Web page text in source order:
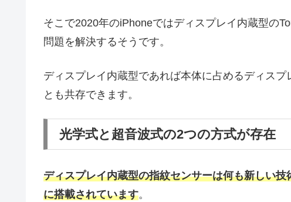
そこで2020年のiPhoneではディスプレイ内蔵型の
問題を解決するそうです。
ディスプレイ内蔵型であれば本体に占めるディス
とも共存できます。
光学式と超音波式の2つの方式が存在
ディスプレイ内蔵型の指紋センサーは何も新しい
に搭載されています。